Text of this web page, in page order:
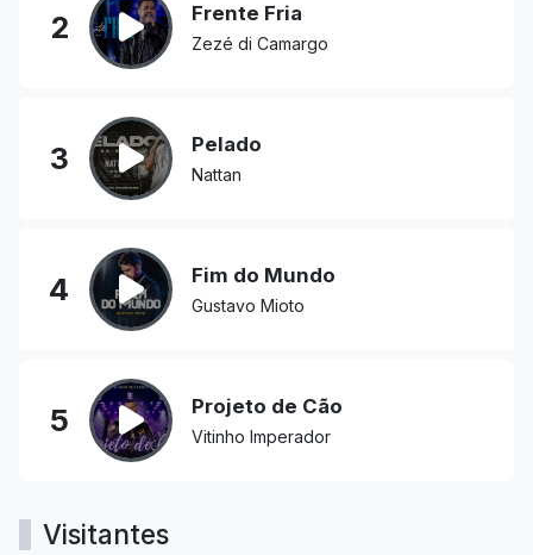
2 Frente Fria
Zezé di Camargo
3 Pelado
Nattan
4 Fim do Mundo
Gustavo Mioto
5 Projeto de Cão
Vitinho Imperador
Visitantes